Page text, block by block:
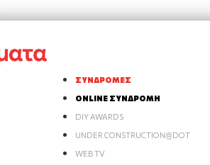
ΣΥΝΔΡΟΜΈΣ
ONLINE ΣΥΝΔΡΟΜΉ
DIY AWARDS
UNDER CONSTRUCTION@DOT
WEB TV